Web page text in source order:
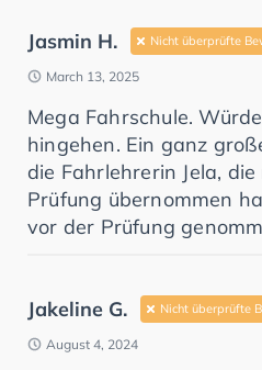
Jasmin H. Nicht überprüfte
March 13, 2025
Mega Fahrschule.
hingehen. Ein ganz
die Fahrlehrerin Jela,
Prüfung übernommen
vor der Prüfung
Jakeline G. Nicht überprüfte
August 4, 2024